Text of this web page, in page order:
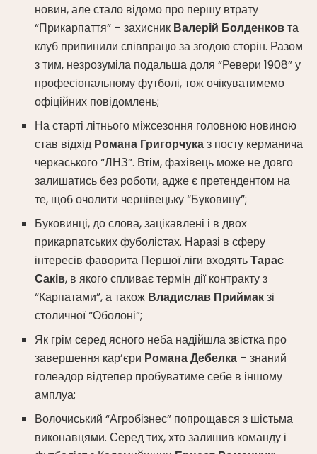
новин, але стало відомо про першу втрату
“Прикарпаття” – захисник Валерій Болденковта
клуб припинили співпрацю за згодою сторін. Разом
з тим, незрозуміла подальша доля “Ревери 1908” у
професіональному футболі, тож очікуватимемо
офіційних повідомлень;
На старті літнього міжсезоння головною новиною
став відхід Романа Григорчуказ посту керманича
черкаського “ЛНЗ”. Втім, фахівець може не довго
залишатись без роботи, адже є претендентом на
те, щоб очолити чернівецьку “Буковину”;
Буковинці, до слова, зацікавлені і в двох
прикарпатських фуболістах. Наразі в сферу
інтересів фаворита Першої ліги входятьТарас
Саків, в якого спливає термін дії контракту з
“Карпатами”, а також Владислав Приймакзі
столичної “Оболоні”;
Як грім серед ясного неба надійшла звістка про
завершення кар’єри Романа Дебелка – знаний
голеадор відтепер пробуватиме себе в іншому
амплуа;
Волочиський “Агробізнес” попрощався з шістьма
виконавцями. Серед тих, хто залишив команду і